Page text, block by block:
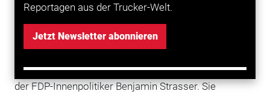
Reportagen aus der Trucker-Welt.
Jetzt Newsletter abonnieren
wurden nicht angeordnet.
Kritik auch im eigenen Land
Menschen und dieUnternehmenin der Region“, sagte
der FDP-Innenpolitiker Benjamin Strasser. Sie